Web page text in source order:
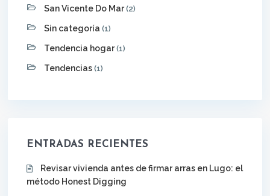
San Vicente Do Mar(2)
Sin categoría (1)
Tendencia hogar(1)
Tendencias (1)
ENTRADAS RECIENTES
Revisar vivienda antes de firmar arras en Lugo: el
método Honest Digging